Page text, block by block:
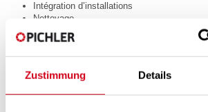
Zustimmung Details
Intégration d’installations
Nettoyage
Contrôles
Ligne d’assistance